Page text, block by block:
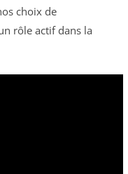
choix de
rôle actif dans la